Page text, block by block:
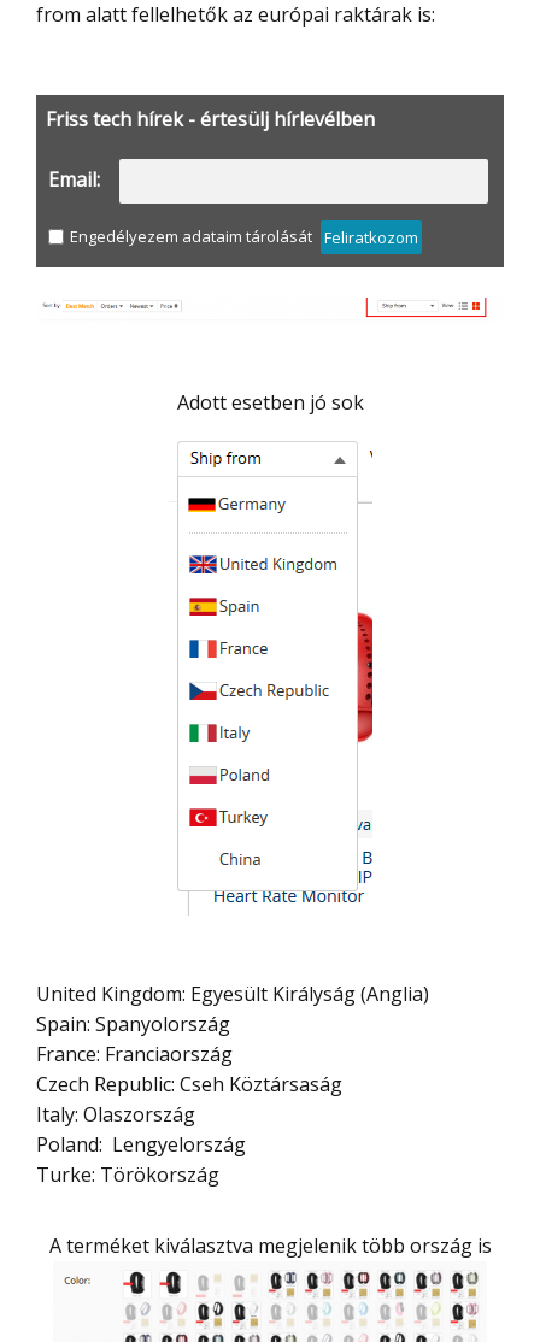
from alatt fellelhetők az európai raktárak is:
Friss tech hírek - értesülj hírlevélben
Email:
Engedélyezem adataim tárolását Feliratkozom
Adott esetben jó sok
United Kingdom: Egyesült Királyság (Anglia)
Spain: Spanyolország
France: Franciaország
Czech Republic: Cseh Köztársaság
Italy: Olaszország
Poland: Lengyelország
Turke: Törökország
A terméket kiválasztva megjelenik több ország is